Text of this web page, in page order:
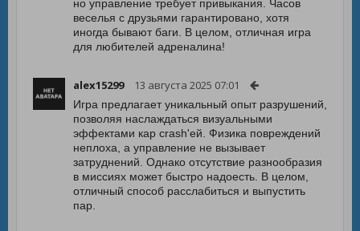
но управление требует привыкания. Часов
веселья с друзьями гарантировано, хотя
иногда бывают баги. В целом, отличная игра
для любителей адреналина!
alex15299 13 августа 2025 07:01
Игра предлагает уникальный опыт разрушений,
позволяя наслаждаться визуальными
эффектами кар crash'ей. Физика повреждений
неплоха, а управление не вызывает
затруднений. Однако отсутствие разнообразия
в миссиях может быстро надоесть. В целом,
отличный способ расслабиться и выпустить
пар.